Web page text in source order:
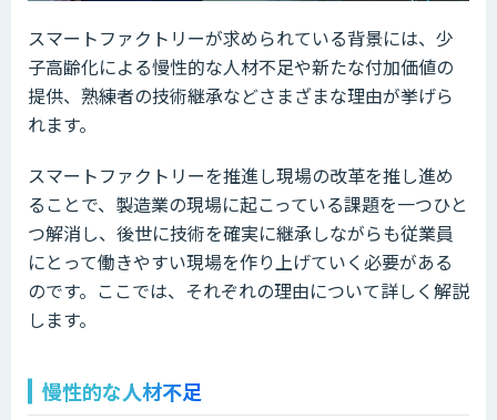
スマートファクトリーが求められている背景には、少
子高齢化による慢性的な人材不足や新たな付加価値の
提供、熟練者の技術継承などさまざまな理由が挙げら
れます。
スマートファクトリーを推進し現場の改革を推し進め
ることで、製造業の現場に起こっている課題を一つひと
つ解消し、後世に技術を確実に継承しながらも従業員
にとって働きやすい現場を作り上げていく必要がある
のです。ここでは、それぞれの理由について詳しく解説
します。
慢性的な人材不足